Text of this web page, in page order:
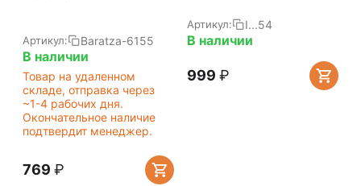
Артикул: Baratza-6155
В наличии
Товар на удаленном
складе, отправка через
~1-4 рабочих дня.
Окончательное наличие
подтвердит менеджер.
‍769‍ ₽
Артикул: I...54
В наличии
‍999‍ ₽